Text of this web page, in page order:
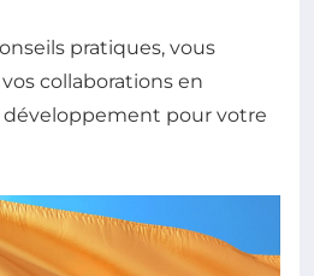
pratiques, vous
collaborations en
développement pour votre